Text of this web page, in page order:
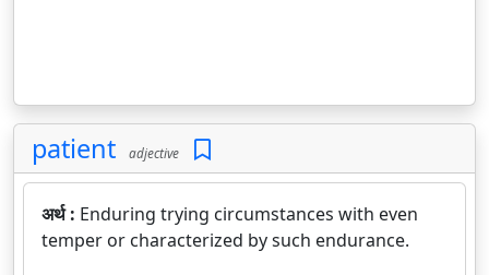
patient adjective
अर्थ : Enduring trying circumstances with even
temper or characterized by such endurance.